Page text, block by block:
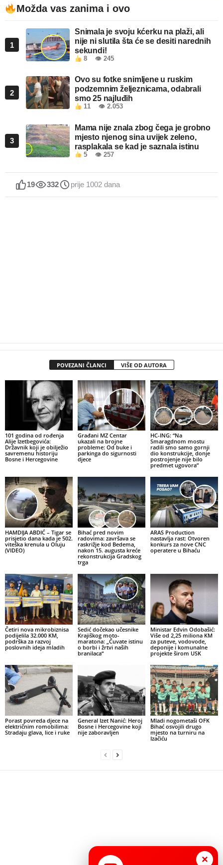
Možda vas zanima i ovo
1
Snimala je svoju kćerku na plaži, ali
nije ni slutila šta će se desiti narednih
sekundi!
8 👁 245
2
Ovo su fotke snimljene u ruskim
podzemnim željeznicama, odabrali
smo 25 najluđih
11 👁 2.053
3
Mama nije znala zbog čega je grobno
mjesto njenog sina uvijek zeleno,
rasplakala se kad je saznala istinu
5 👁 257
19 332 prije 1002 dana
POVEZANI ČLANCI VIŠE OD AUTORA
101 godina od rođenja
Alije Izetbegovića:
Državnik koji je obilježio
savremenu historiju
Bosne i Hercegovine
Građani MZ Centar
ukazali na brojne
probleme: Od buke i
parkinga do sigurnosti
djece
HC-ING: “Na
Smaragdnom mostu
radili smo samo gornji
dio konstrukcije, donje
postrojenje nije bilo
predmet ugovora”
HAMDIJA ABDIĆ – Tigar se
prisjetio dana kada je 502.
viteška krenula u Oluju
(VIDEO)
Bihać pred novim
radovima: završava se
raskrižje kod Bedema,
nakon 15. augusta kreće
rekonstrukcija Gradskog
trga
ARAS Production
nastavlja rast: Otvoren
konkurs za nove CNC
operatere u Bihaću
Četiri nova mikrobiznisa
podijelila 32.000 KM,
podrška za razvoj
poslovnih ideja mladih
Sedić dočekao učesnike
Krajiškog moto-
maratona: „Čuvate istinu
o borbi i žrtvi naših
branilaca“
Ministar Edvin Odobašić:
Više od 2,25 miliona KM
za puteve, vodovode,
deponije i komunalne
projekte širom USK
Porast povreda djece na
električnim romobilima:
Stradaju glava, lice i ruke
General Izet Nanić: Heroj
Bosne i Hercegovine koji
nije zaboravljen
Mladi nogometaši OFK
Bihać osvojili drugo
mjesto na turniru na
Izačiću
×